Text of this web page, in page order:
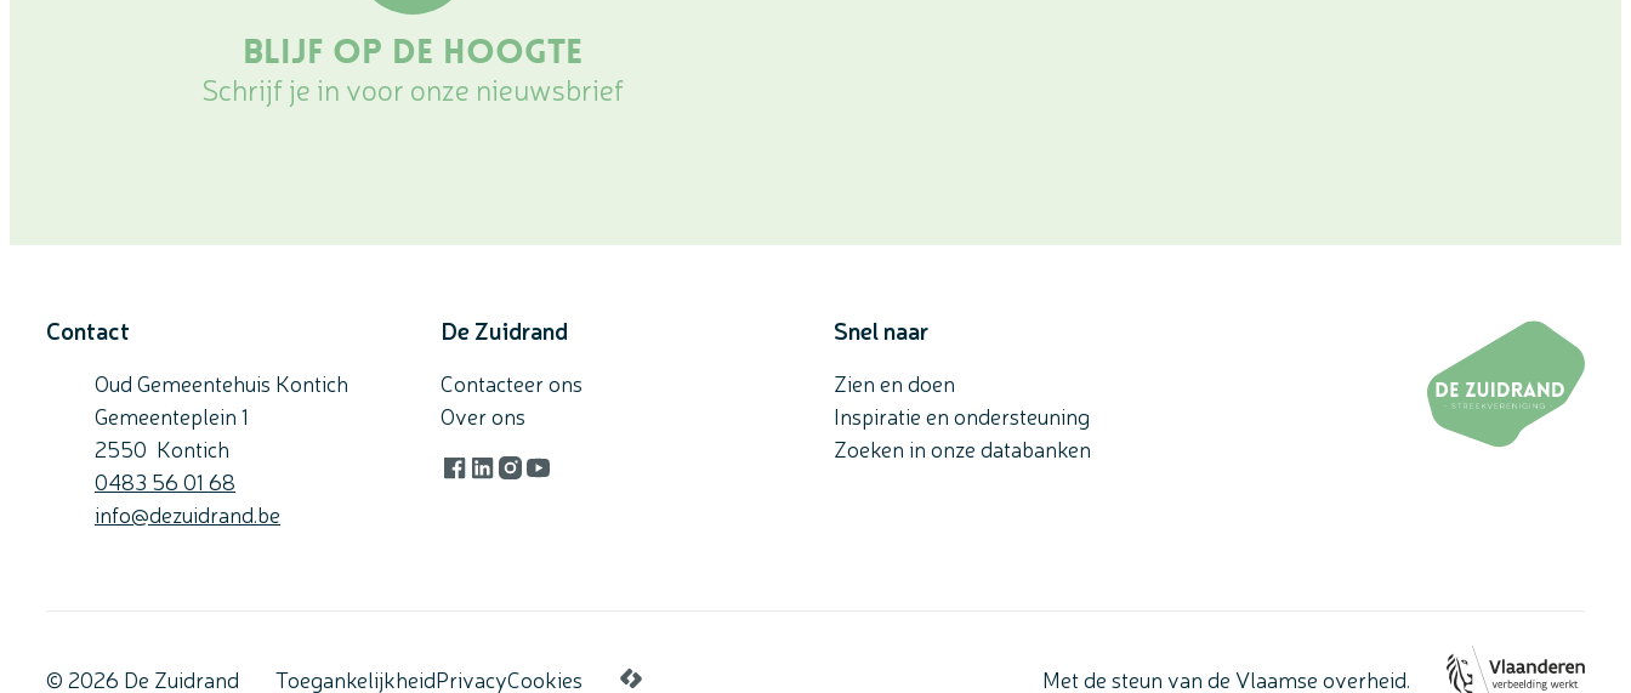
Blijf op de hoogte
Schrijf je in voor onze nieuwsbrief
Contact
Oud Gemeentehuis Kontich
Gemeenteplein 1
,
2550 Kontich
0483 56 01 68
E-mailinfo@dezuidrand.be
De Zuidrand
Contacteer ons
Over ons
Facebook
LinkedIn
Instagram
YouTube
Snel naar
Zien en doen
Inspiratie en ondersteuning
Zoeken in onze databanken
© 2026 De Zuidrand ToegankelijkheidPrivacyCookies LCP nv 2026 © Met de steun van de Vlaamse overheid.